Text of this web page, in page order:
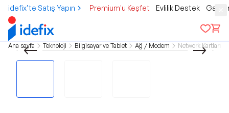
idefix’te Satış Yapın Premium'u Keşfet Evlilik Destek
Ana sayfa Teknoloji Bilgisayar ve Tablet Ağ / Modem Network Kartları